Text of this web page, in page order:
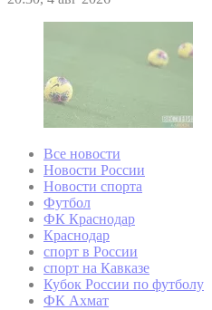
Все новости
Новости России
Новости спорта
Футбол
ФК Краснодар
Краснодар
спорт в России
спорт на Кавказе
Кубок России по футболу
ФК Ахмат